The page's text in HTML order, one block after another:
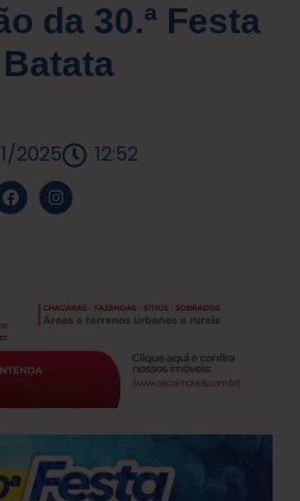
da 30.ª Festa
2025 12:52